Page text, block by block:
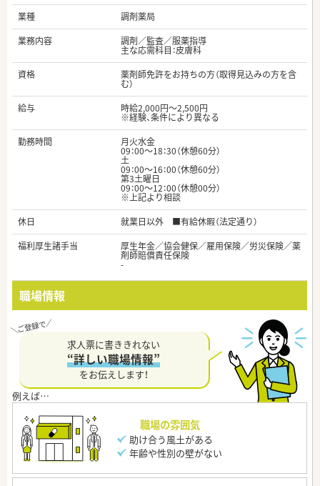
業種
調剤薬局
業務内容
調剤／監査／服薬指導
主な応需科目：皮膚科
資格
薬剤師免許をお持ちの方（取得見込みの方を含
む）
給与
時給2,000円～2,500円
※経験、条件により異なる
勤務時間
月火水金
09：00～18：30（休憩60分）
土
09：00～16：00（休憩60分）
第3土曜日
09：00～12：00（休憩00分）
※上記より相談
休日
就業日以外 ■有給休暇（法定通り）
福利厚生諸手当
厚生年金／協会健保／雇用保険／労災保険／薬
剤師賠償責任保険
-
職場情報
求人票に書ききれない
“詳しい職場情報”
をお伝えします！
職場の雰囲気
助け合う風土がある
年齢や性別の壁がない